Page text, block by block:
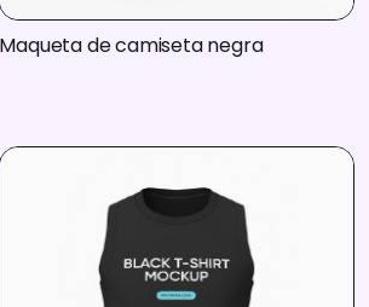
Maqueta de camiseta negra